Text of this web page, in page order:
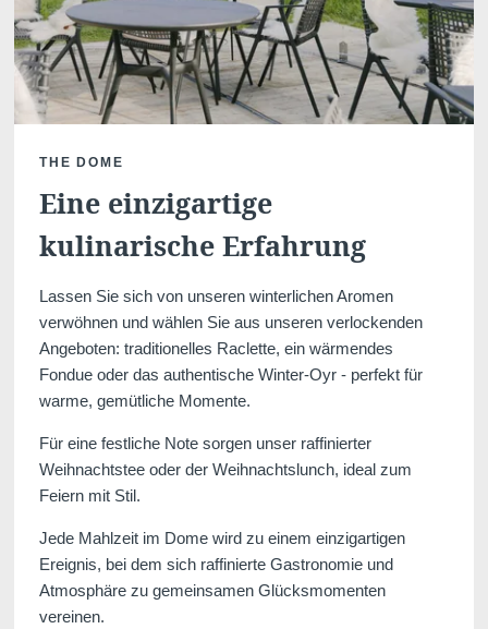
THE DOME
Eine einzigartige
kulinarische Erfahrung
Lassen Sie sich von unseren winterlichen Aromen
verwöhnen und wählen Sie aus unseren verlockenden
Angeboten: traditionelles Raclette, ein wärmendes
Fondue oder das authentische Winter-Oyr - perfekt für
warme, gemütliche Momente.
Für eine festliche Note sorgen unser raffinierter
Weihnachtstee oder der Weihnachtslunch, ideal zum
Feiern mit Stil.
Jede Mahlzeit im Dome wird zu einem einzigartigen
Ereignis, bei dem sich raffinierte Gastronomie und
Atmosphäre zu gemeinsamen Glücksmomenten
vereinen.